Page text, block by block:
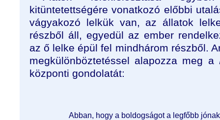
kitüntetettségére vonatkozó előbbi
vágyakozó lelkük van, az állatok
részből áll, egyedül az ember
az ő lelke épül fel mindhárom részből.
megkülönböztetéssel alapozza meg a
központi gondolatát:
Abban, hogy a boldogságot a legfőbb